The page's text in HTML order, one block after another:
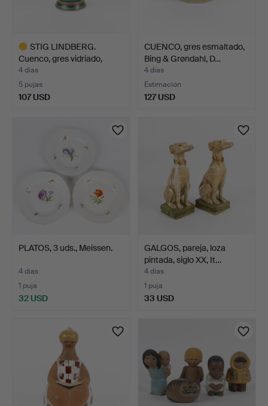
STIG LINDBERG.
Cuenco, gres vidriado,
Gust…
4 días
5 pujas
107 USD
CUENCO, gres esmaltado,
Bing & Grøndahl, D…
4 días
Estimación
127 USD
PLATOS, 3 uds., Meissen.
4 días
1 puja
32 USD
GALGOS, pareja, loza
pintada, siglo XX, It…
4 días
1 puja
33 USD